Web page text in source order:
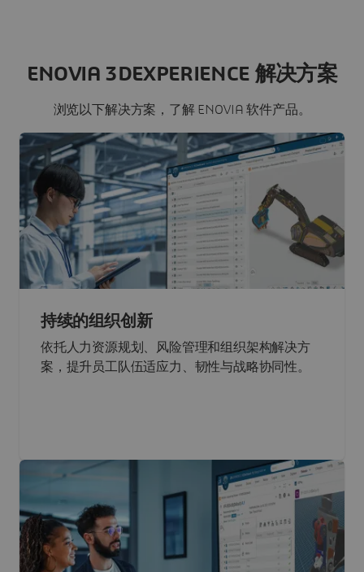
ENOVIA 3DEXPERIENCE 解决方案
浏览以下解决方案，了解 ENOVIA 软件产品。
持续的组织创新
依托人力资源规划、风险管理和组织架构解决方
案，提升员工队伍适应力、韧性与战略协同性。